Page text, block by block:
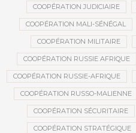
COOPÉRATION JUDICIAIRE
COOPÉRATION MALI-SÉNÉGAL
COOPÉRATION MILITAIRE
COOPÉRATION RUSSIE AFRIQUE
COOPÉRATION RUSSIE-AFRIQUE
COOPÉRATION RUSSO-MALIENNE
COOPÉRATION SÉCURITAIRE
COOPÉRATION STRATÉGIQUE